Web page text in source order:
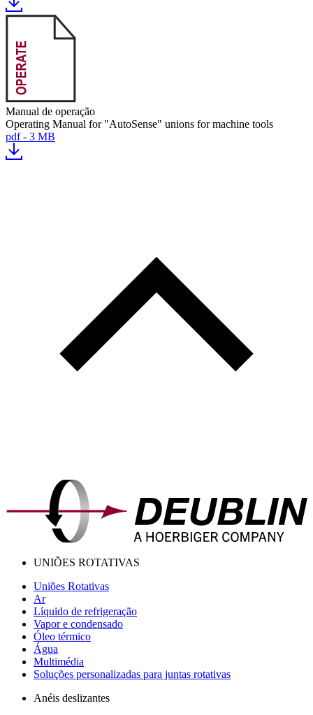
Manual de operação
Operating Manual for "AutoSense" unions for machine tools
pdf - 3 MB
UNIÕES ROTATIVAS
Uniões Rotativas
Ar
Líquido de refrigeração
Vapor e condensado
Óleo térmico
Água
Multimédia
Soluções personalizadas para juntas rotativas
Anéis deslizantes